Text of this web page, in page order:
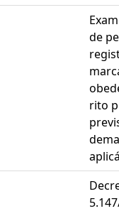
de
rito